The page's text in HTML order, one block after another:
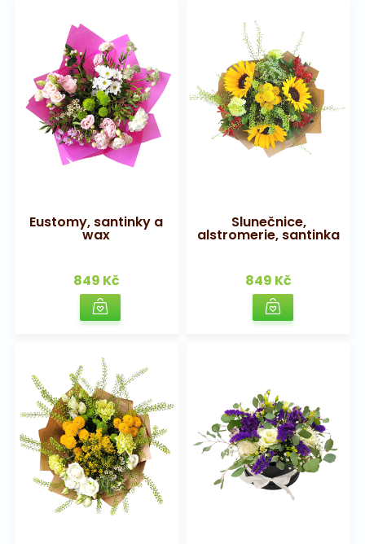
Eustomy, santinky a
wax
849 Kč
Slunečnice,
alstromerie, santinka
849 Kč